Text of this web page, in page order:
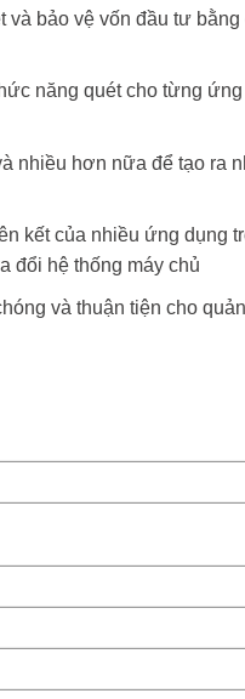
và bảo vệ vốn đầu tư
năng quét cho từng
nhiều hơn nữa để tạo ra
kết của nhiều ứng dụng
đổi hệ thống máy chủ
và thuận tiện cho